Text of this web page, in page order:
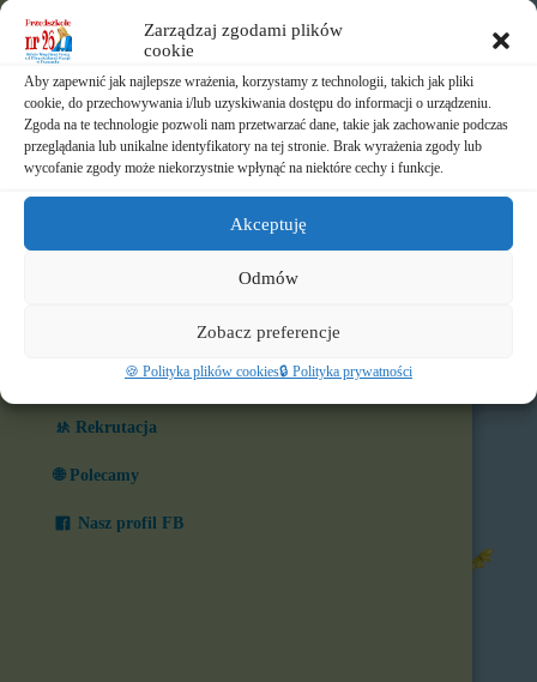
Zarządzaj zgodami plików
cookie
Aby zapewnić jak najlepsze wrażenia, korzystamy z technologii, takich jak pliki
cookie, do przechowywania i/lub uzyskiwania dostępu do informacji o urządzeniu.
Zgoda na te technologie pozwoli nam przetwarzać dane, takie jak zachowanie podczas
przeglądania lub unikalne identyfikatory na tej stronie. Brak wyrażenia zgody lub
wycofanie zgody może niekorzystnie wpłynąć na niektóre cechy i funkcje.
Akceptuję
Odmów
Zobacz preferencje
🍪 Polityka plików cookies🔒 Polityka prywatności
🧒 Nasze grupy
🏆 Co nas wyróżnia?
🎨 W naszym przedszkolu
⛪ Historia Zgromadzenia
📸 Albumy
🚸 Rekrutacja
🌐 Polecamy
Nasz profil FB